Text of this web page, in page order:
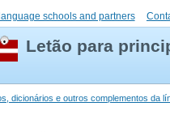
schools and partners
Letão para
dicionários e outros complementos da